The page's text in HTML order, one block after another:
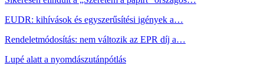
EUDR: kihívások és egyszerűsítési igények a…
Rendeletmódosítás: nem változik az EPR díj a…
Lupé alatt a nyomdászutánpótlás